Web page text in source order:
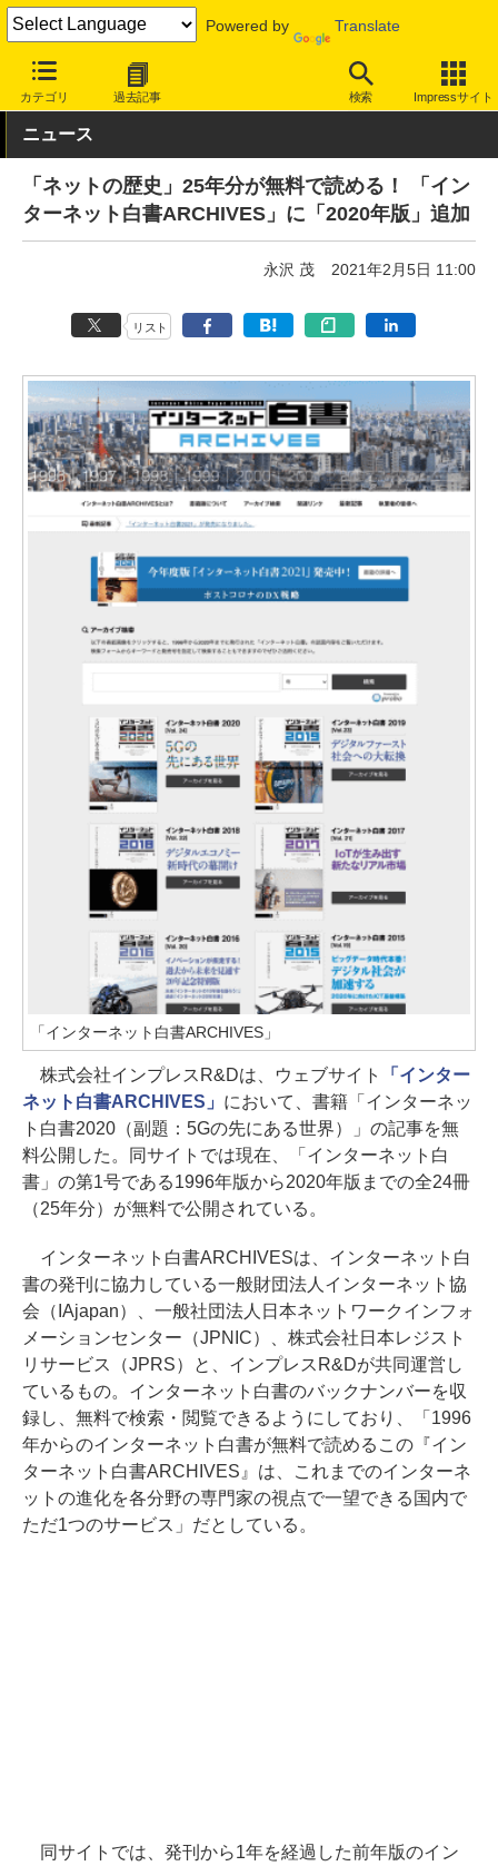
Powered by Translate
カテゴリ 過去記事 検索 Impressサイト
INTERNET Watch トピック
ニュース
「ネットの歴史」25年分が無料で読める！ 「イン
ターネット白書ARCHIVES」に「2020年版」追加
永沢 茂 2021年2月5日 11:00
リスト
「インターネット白書ARCHIVES」
株式会社インプレスR&Dは、ウェブサイト
「インター
ネット白書ARCHIVES」 において、書籍「インターネッ
ト白書2020（副題：5Gの先にある世界）」の記事を無
料公開した。同サイトでは現在、「インターネット白
書」の第1号である1996年版から2020年版までの全24冊
（25年分）が無料で公開されている。
インターネット白書ARCHIVESは、インターネット白
書の発刊に協力している一般財団法人インターネット協
会（IAjapan）、一般社団法人日本ネットワークインフォ
メーションセンター（JPNIC）、株式会社日本レジスト
リサービス（JPRS）と、インプレスR&Dが共同運営し
ているもの。インターネット白書のバックナンバーを収
録し、無料で検索・閲覧できるようにしており、「1996
年からのインターネット白書が無料で読めるこの『イン
ターネット白書ARCHIVES』は、これまでのインターネ
ットの進化を各分野の専門家の視点で一望できる国内で
ただ1つのサービス」だとしている。
同サイトでは、発刊から1年を経過した前年版のイン